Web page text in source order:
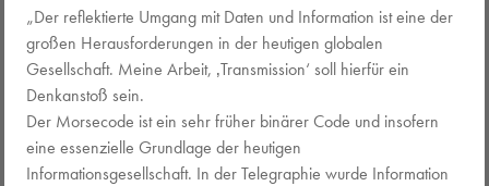
„Der reflektierte Umgang mit Daten und Information ist eine der
großen Herausforderungen in der heutigen globalen
Gesellschaft. Meine Arbeit, ‚Transmission‘ soll hierfür ein
Denkanstoß sein.
Der Morsecode ist ein sehr früher binärer Code und insofern
eine essenzielle Grundlage der heutigen
Informationsgesellschaft. In der Telegraphie wurde Information